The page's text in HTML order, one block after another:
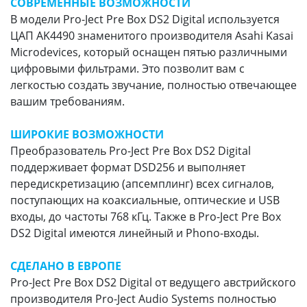
В модели Pro-Ject Pre Box DS2 Digital используется
ЦАП AK4490 знаменитого производителя Asahi Kasai
Microdevices, который оснащен пятью различными
цифровыми фильтрами. Это позволит вам с
легкостью создать звучание, полностью отвечающее
вашим требованиям.
ШИРОКИЕ ВОЗМОЖНОСТИ
Преобразователь Pro-Ject Pre Box DS2 Digital
поддерживает формат DSD256 и выполняет
передискретизацию (апсемплинг) всех сигналов,
поступающих на коаксиальные, оптические и USB
входы, до частоты 768 кГц. Также в Pro-Ject Pre Box
DS2 Digital имеются линейный и Phono-входы.
СДЕЛАНО В ЕВРОПЕ
Pro-Ject Pre Box DS2 Digital от ведущего австрийского
производителя Pro-Ject Audio Systems полностью